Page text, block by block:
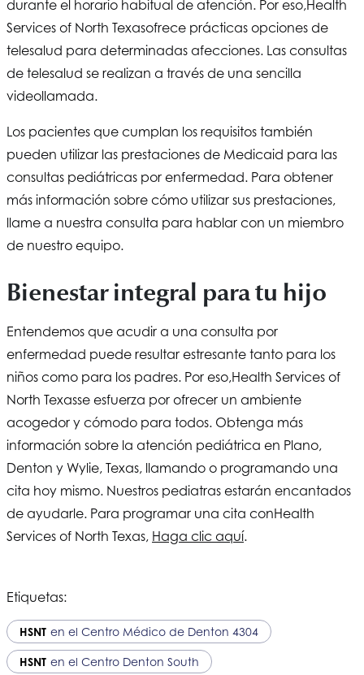
durante el horario habitual de atención. Por eso,Health
Services of North Texasofrece prácticas opciones de
telesalud para determinadas afecciones. Las consultas
de telesalud se realizan a través de una sencilla
videollamada.
Los pacientes que cumplan los requisitos también
pueden utilizar las prestaciones de Medicaid para las
consultas pediátricas por enfermedad. Para obtener
más información sobre cómo utilizar sus prestaciones,
llame a nuestra consulta para hablar con un miembro
de nuestro equipo.
Bienestar integral para tu hijo
Entendemos que acudir a una consulta por
enfermedad puede resultar estresante tanto para los
niños como para los padres. Por eso,Health Services of
North Texasse esfuerza por ofrecer un ambiente
acogedor y cómodo para todos. Obtenga más
información sobre la atención pediátrica en Plano,
Denton y Wylie, Texas, llamando o programando una
cita hoy mismo. Nuestros pediatras estarán encantados
de ayudarle. Para programar una cita conHealth
Services of North Texas, Haga clic aquí.
Etiquetas:
HSNT en el Centro Médico de Denton 4304
HSNT en el Centro Denton South